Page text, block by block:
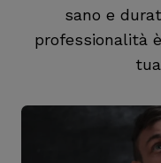
sano e
professionalità